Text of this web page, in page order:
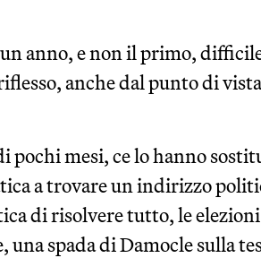
anno, e non il primo,
anche dal punto di vista
pochi mesi, ce lo hanno
a trovare un indirizzo
di risolvere tutto, le elezioni
una spada di Damocle sulla